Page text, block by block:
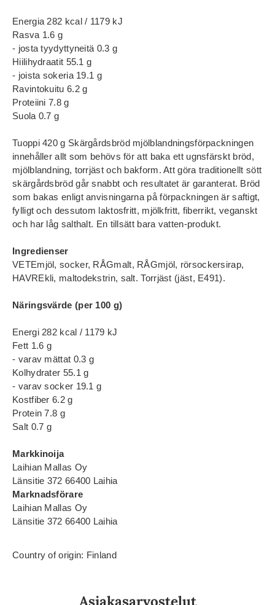
Energia 282 kcal / 1179 kJ
Rasva 1.6 g
- josta tyydyttyneitä 0.3 g
Hiilihydraatit 55.1 g
- joista sokeria 19.1 g
Ravintokuitu 6.2 g
Proteiini 7.8 g
Suola 0.7 g
Tuoppi 420 g Skärgårdsbröd mjölblandningsförpackningen
innehåller allt som behövs för att baka ett ugnsfärskt bröd,
mjölblandning, torrjäst och bakform. Att göra traditionellt sött
skärgårdsbröd går snabbt och resultatet är garanterat. Bröd
som bakas enligt anvisningarna på förpackningen är saftigt,
fylligt och dessutom laktosfritt, mjölkfritt, fiberrikt, veganskt
och har låg salthalt. En tillsätt bara vatten-produkt.
Ingredienser
VETEmjöl, socker, RÅGmalt, RÅGmjöl, rörsockersirap,
HAVREkli, maltodekstrin, salt. Torrjäst (jäst, E491).
Näringsvärde (per 100 g)
Energi 282 kcal / 1179 kJ
Fett 1.6 g
- varav mättat 0.3 g
Kolhydrater 55.1 g
- varav socker 19.1 g
Kostfiber 6.2 g
Protein 7.8 g
Salt 0.7 g
Markkinoija
Laihian Mallas Oy
Länsitie 372 66400 Laihia
Marknadsförare
Laihian Mallas Oy
Länsitie 372 66400 Laihia
Country of origin: Finland
Asiakasarvostelut